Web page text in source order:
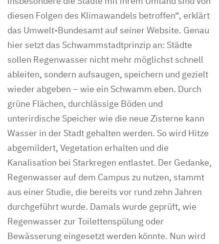
diesen Folgen des Klimawandels betroffen“, erklärt
das Umwelt-Bundesamt auf seiner Website. Genau
hier setzt das Schwammstadtprinzip an: Städte
sollen Regenwasser nicht mehr möglichst schnell
ableiten, sondern aufsaugen, speichern und gezielt
wieder abgeben – wie ein Schwamm eben. Durch
grüne Flächen, durchlässige Böden und
unterirdische Speicher wie die neue Zisterne kann
Wasser in der Stadt gehalten werden. So wird Hitze
abgemildert, Vegetation erhalten und die
Kanalisation bei Starkregen entlastet. Der Gedanke,
Regenwasser auf dem Campus zu nutzen, stammt
aus einer Studie, die bereits vor rund zehn Jahren
durchgeführt wurde. Damals wurde geprüft, wie
Regenwasser zur Toilettenspülung oder
Bewässerung eingesetzt werden könnte. Nun wird